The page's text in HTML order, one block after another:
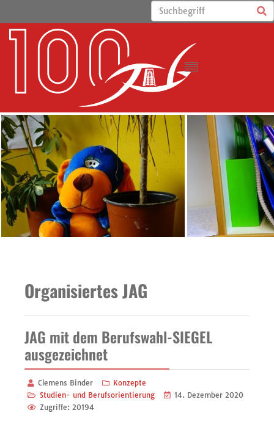
Organisiertes JAG
JAG mit dem Berufswahl-SIEGEL
ausgezeichnet
Clemens Binder
Konzepte
Studien- und Berufsorientierung
14. Dezember 2020
Zugriffe: 20194